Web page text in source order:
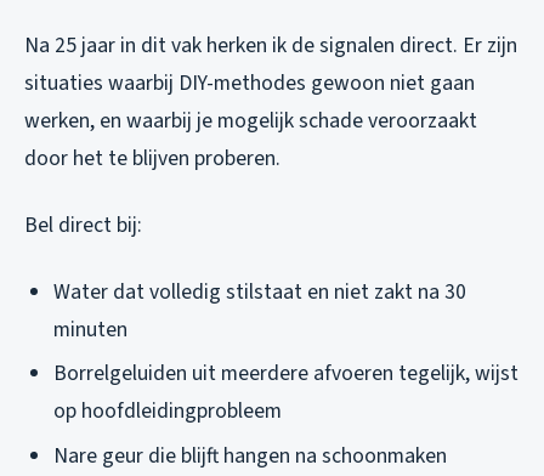
Na 25 jaar in dit vak herken ik de signalen direct. Er zijn
situaties waarbij DIY-methodes gewoon niet gaan
werken, en waarbij je mogelijk schade veroorzaakt
door het te blijven proberen.
Bel direct bij:
Water dat volledig stilstaat en niet zakt na 30
minuten
Borrelgeluiden uit meerdere afvoeren tegelijk, wijst
op hoofdleidingprobleem
Nare geur die blijft hangen na schoonmaken